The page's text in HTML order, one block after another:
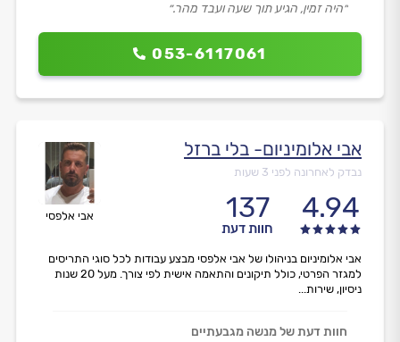
053-6117061
״היה זמין, הגיע תוך שעה ועבד מהר.״
אבי אלפסי
אבי אלומיניום- בלי ברזל
נבדק לאחרונה לפני 3 שעות
4.94
137
חוות דעת
אבי אלומיניום בניהולו של אבי אלפסי מבצע עבודות לכל סוגי התריסים
למגזר הפרטי, כולל תיקונים והתאמה אישית לפי צורך. מעל 20 שנות
ניסיון, שירות...
חוות דעת של מנשה מגבעתיים